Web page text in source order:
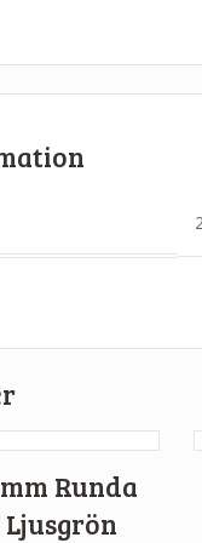
Runda
Ljusgrön